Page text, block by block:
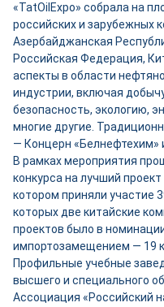
«TatOilExpo» собрала на
российских и зарубежных
Азербайджанская
Российская Федерация,
аспекты в области
индустрии, включая
безопасность, экологию,
многие другие.
— Концерн «Белнефтехим»
В рамках мероприятия
конкурса на лучший
котором приняли участие
которых две китайские
проектов было в
импортозамещением — 19
Профильные учебные
высшего и специального
Ассоциация «Российский